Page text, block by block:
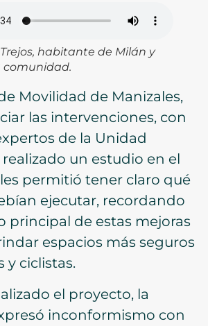
habitante de Milán y
comunidad.
Movilidad de Manizales,
las intervenciones, con
de la Unidad
un estudio en el
permitió tener claro qué
ejecutar, recordando
principal de estas mejoras
espacios más seguros
y ciclistas.
el proyecto, la
inconformismo con